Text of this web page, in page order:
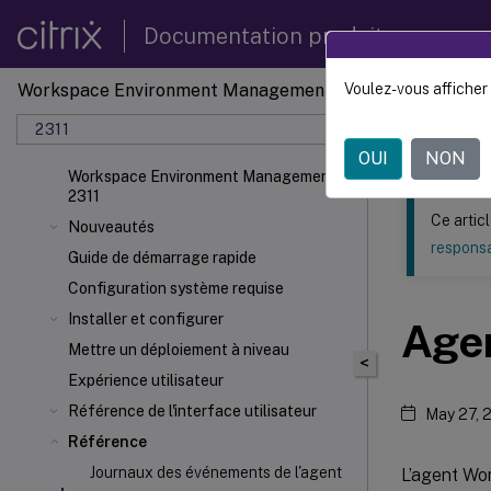
Documentation produit
Workspace Environment Management
2311
Workspace Environment Management
2311
Nouveautés
Guide de démarrage rapide
Configuration système requise
Installer et configurer
Mettre un déploiement à niveau
Expérience utilisateur
Référence de l'interface utilisateur
Référence
Journaux des événements de l'agent
Ce contenu a
<
Ce
May 27,
L’agent
Voulez-vous
OUI NON